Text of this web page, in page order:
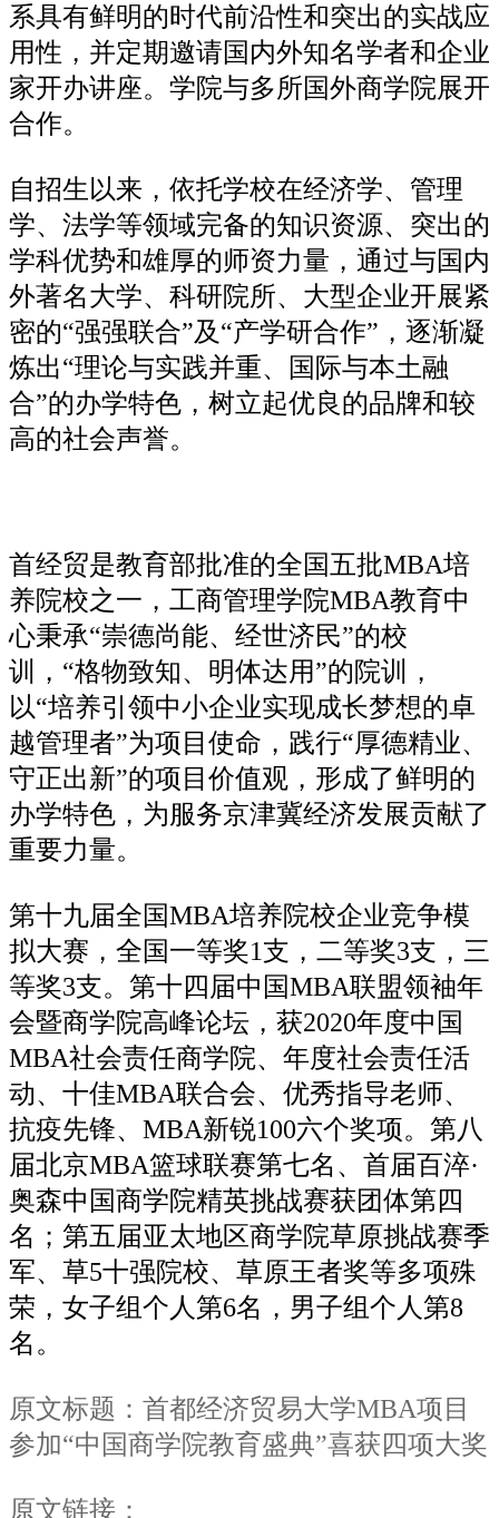
系具有鲜明的时代前沿性和突出的实战应
用性，并定期邀请国内外知名学者和企业
家开办讲座。学院与多所国外商学院展开
合作。
自招生以来，依托学校在经济学、管理
学、法学等领域完备的知识资源、突出的
学科优势和雄厚的师资力量，通过与国内
外著名大学、科研院所、大型企业开展紧
密的“强强联合”及“产学研合作”，逐渐凝
炼出“理论与实践并重、国际与本土融
合”的办学特色，树立起优良的品牌和较
高的社会声誉。
首经贸是教育部批准的全国五批MBA培
养院校之一，工商管理学院MBA教育中
心秉承“崇德尚能、经世济民”的校
训，“格物致知、明体达用”的院训，
以“培养引领中小企业实现成长梦想的卓
越管理者”为项目使命，践行“厚德精业、
守正出新”的项目价值观，形成了鲜明的
办学特色，为服务京津冀经济发展贡献了
重要力量。
第十九届全国MBA培养院校企业竞争模
拟大赛，全国一等奖1支，二等奖3支，三
等奖3支。第十四届中国MBA联盟领袖年
会暨商学院高峰论坛，获2020年度中国
MBA社会责任商学院、年度社会责任活
动、十佳MBA联合会、优秀指导老师、
抗疫先锋、MBA新锐100六个奖项。第八
届北京MBA篮球联赛第七名、首届百淬·
奥森中国商学院精英挑战赛获团体第四
名；第五届亚太地区商学院草原挑战赛季
军、草5十强院校、草原王者奖等多项殊
荣，女子组个人第6名，男子组个人第8
名。
原文标题：首都经济贸易大学MBA项目
参加“中国商学院教育盛典”喜获四项大奖
原文链接：